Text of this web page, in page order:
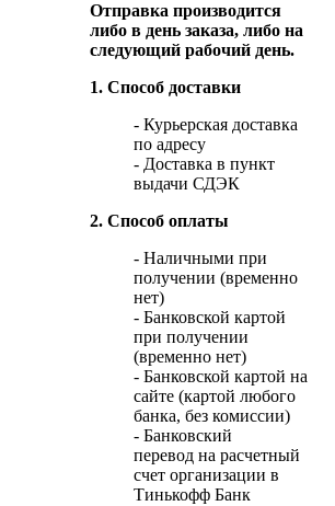
Отправка производится
либо в день заказа, либо на
следующий рабочий день.
1. Способ доставки
- Курьерская доставка
по адресу
- Доставка в пункт
выдачи СДЭК
2. Способ оплаты
- Наличными при
получении (временно
нет)
- Банковской картой
при получении
(временно нет)
- Банковской картой на
сайте (картой любого
банка, без комиссии)
- Банковский
перевод на расчетный
счет организации в
Тинькофф Банк